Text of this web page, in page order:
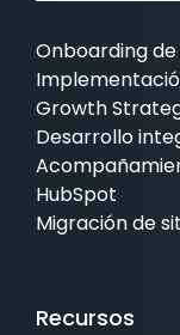
Onboarding
Growth
Desarrollo
HubSpot
Migración de
Recursos